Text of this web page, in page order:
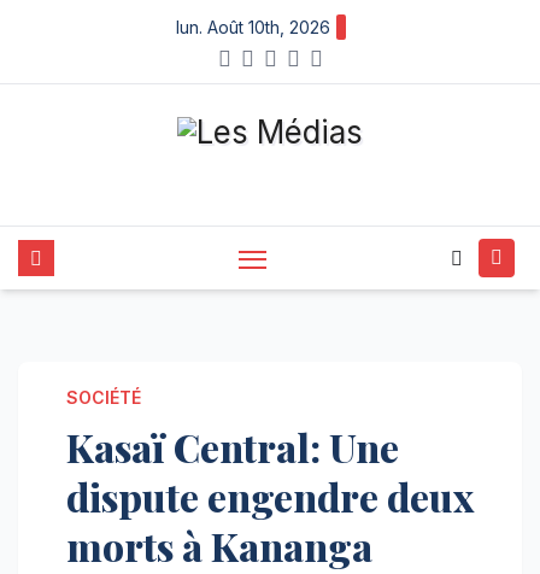
content
lun. Août 10th, 2026
SOCIÉTÉ
Kasaï Central: Une
dispute engendre deux
morts à Kananga